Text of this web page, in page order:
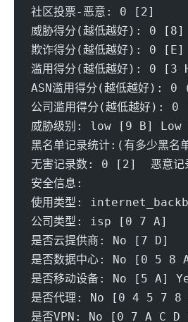
社区投票-恶意: 0 [2]
威胁得分(越低越好): 0 [8]
欺诈得分(越低越好): 0 [E]
滥用得分(越低越好): 0 [3
ASN滥用得分(越低越好):
公司滥用得分(越低越好):
威胁级别: low [9 B] Low
黑名单记录统计:(有多少黑名
无害记录数: 0 [2]  恶意
安全信息:
使用类型:
公司类型: isp [0 7 A]
是否云提供商: No [7 D]
是否数据中心: No [0 5 8
是否移动设备: No [5 A]
是否代理: No [0 4 5 7
是否VPN: No [0 7 A C D